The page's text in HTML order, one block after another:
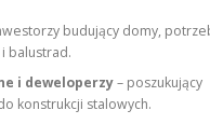
budujący domy,
balustrad.
i deweloperzy– poszukujący
konstrukcji stalowych.